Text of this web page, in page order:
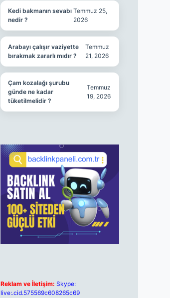
Kedi bakmanın sevabı
nedir ?
Temmuz 25,
2026
Arabayı çalışır vaziyette
bırakmak zararlı mıdır ?
Temmuz
21, 2026
Çam kozalağı şurubu
günde ne kadar
tüketilmelidir ?
Temmuz
19, 2026
Reklam ve İletişim: Skype:
live:.cid.575569c608265c69